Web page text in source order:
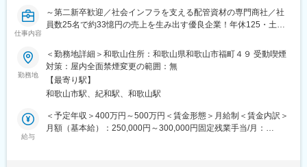
■1日のスケジュール（例）
08:30 出社／派遣社員案内、帳票整理、内部発見データ入力
10:00 メールチェック・タスク対応
15:00 業務再開
17:30～20:30 退社
※製造終了後に当日の製造数確認を行うため、退社時間は日によっ
て変動。
◎フレックスタイム制
月間の所定労働時間内で、業務内容に応じて出社時間・休憩時間
仕事内容
～第二新卒歓迎／社会インフラを支える配管資材の専門商社／社
員数25名で約33憶円の売上を生み出す優良企業！年休125・土日
数～
創業50年、配管材料の専門商社として安定経営を続ける当社に
て、法人ルート営業をお任せします！
＼配管資材とは？／
水やガスなどを止めたり、流したりする役割がある製品＝バルブ
勤務地
＜勤務地詳細＞和歌山住所：和歌山県和歌山市福町４９ 受動喫煙
対策：屋内全面禁煙変更の範囲：無
【最寄り駅】
和歌山市駅、紀和駅、和歌山駅
給与
＜予定年収＞400万円～500万円＜賃金形態＞月給制＜賃金内訳＞
月額（基本給）：250,000円～300,000円固定残業手当/月：